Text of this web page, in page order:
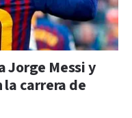
Jorge Messi y
la carrera de